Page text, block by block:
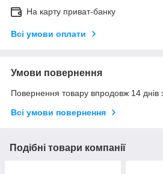
На карту приват-банку
Всі умови оплати
Умови повернення
Повернення товару впродовж 14 днів
Всі умови повернення
Подібні товари компанії